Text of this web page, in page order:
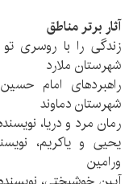
آثار برتر مناطق
زندگی را با روسری
شهرستان ملارد
راهبردهای امام
شهرستان دماوند
رمان مرد و دریا،
یحیی و یاکریم،
ورامین